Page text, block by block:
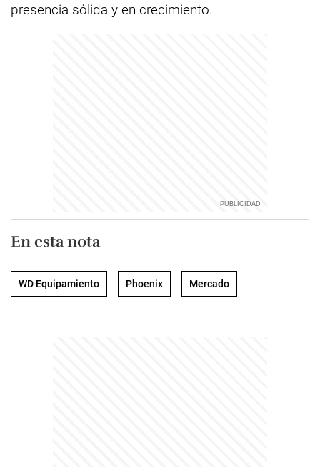
presencia sólida y en crecimiento.
En esta nota
WD Equipamiento Phoenix Mercado